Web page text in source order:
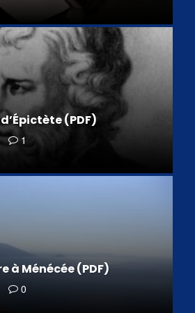
(PDF)
1
à Ménécée (PDF)
0